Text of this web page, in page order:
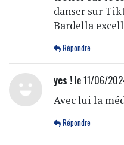
danser sur
Bardella
Répondre
yes !le 11/06/
Avec lui la
Répondre